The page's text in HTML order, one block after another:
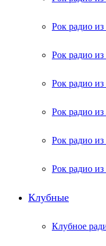
Рок радио
Рок радио из
Рок радио из
Рок радио
Рок радио
Рок радио
Клубные
Клубное